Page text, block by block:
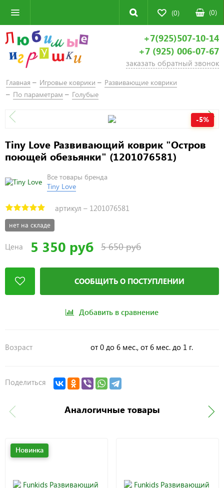
(0) (0)
+7(925)507-10-14
+7 (925) 006-07-67
заказать обратный звонок
Главная Игровые коврики
Развивающие коврики
По параметрам
Голубые
-5%
Tiny Love Развивающий коврик "Остров
поющей обезьянки" (1201076581)
Все товары бренда
Tiny Love
артикул – 1201076581
нет на складе
Цена 5 350 руб 5 650 руб
СООБЩИТЬ О ПОСТУПЛЕНИИ
Добавить в сравнение
Возраст от 0 до 6 мес., от 6 мес. до 1 г.
Поделиться
Аналогичные товары
Новинка